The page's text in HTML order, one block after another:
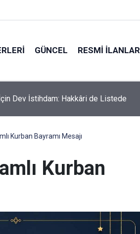
GÜNCEL RESMI İLANLAR
Fahri Şakar'a Ziyaret
Kurban Bayramı Mesajı
Kurban